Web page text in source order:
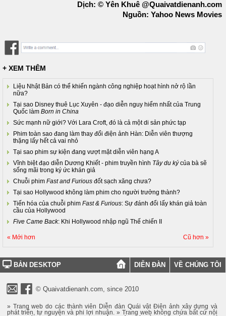
Dịch: © Yên Khuê @Quaivatdienanh.com
Nguồn: Yahoo News Movies
+ XEM THÊM
Liệu Nhật Bản có thể khiến ngành công nghiệp hoạt hình nở rộ lần
nữa?
Tại sao Disney thuê Lục Xuyên - đạo diễn nguy hiểm nhất của Trung
Quốc làm Born in China
Sức mạnh nữ giới? Với Lara Croft, đó là cả một di sản phức tạp
Phim toàn sao đang làm thay đổi điện ảnh Hàn: Diễn viên thượng
thặng lấy hết cả vai nhỏ
Tại sao phim sự kiện đang vượt mặt diễn viên hạng A
Vĩnh biệt đạo diễn Dương Khiết - phim truyền hình Tây du kýcủa bà sẽ
sống mãi trong ký ức khán giả
Chuỗi phim Fast and Furious đốt sạch xăng chưa?
Tại sao Hollywood không làm phim cho người trưởng thành?
Tiến hóa của chuỗi phim Fast & Furious: Sự đánh đổi lấy khán giả toàn
cầu của Hollywood
Five Came Back: Khi Hollywood nhập ngũ Thế chiến II
« Mới hơn Cũ hơn »
BẢN DESKTOP DIỄN ĐÀN VỀ CHÚNG TÔI
© Quaivatdienanh.com, since 2010
» Trang web do các thành viên Diễn đàn Quái vật Điện ảnh xây dựng và
phát triển, tự nguyện và phi lợi nhuận. » Trang web không chứa bất cứ nội